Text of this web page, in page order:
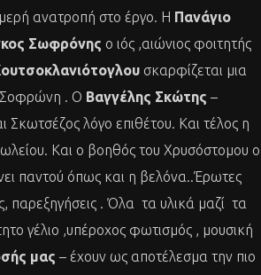
ανατροπή στο έργο. Η Πανάγιο
Σωφρόνης ο ιός ,αιώνιος φοιτητής
σκαρφίζεται μια
Σοφρώνη . Ο Βαγγέλης Σκώτης –
Σκωτσέζος λόγο επιθέτου. Και τέλος η
Και ο βοηθός του Χρυσόστομου ο
παντού όπως και η βελόνα..Έρωτες
παρεξηγήσεις . Όλα τα υλικά μαζί τα
γέλιο ,υπέροχος φωτισμός , μουσική
μας – έχουν ως αποτέλεσμα την πιο